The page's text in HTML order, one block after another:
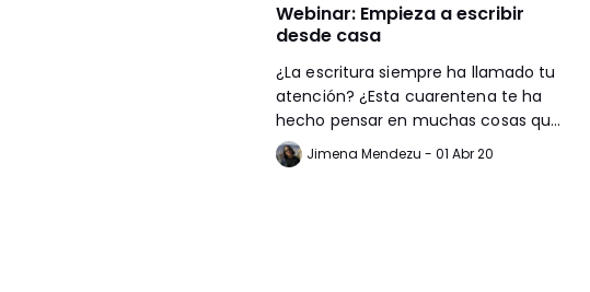
Webinar: Empieza a escribir
desde casa
¿La escritura siempre ha llamado tu
atención? ¿Esta cuarentena te ha
hecho pensar en muchas cosas que
no sabes cómo plasmar?
Jimena Mendezu - 01 Abr 20